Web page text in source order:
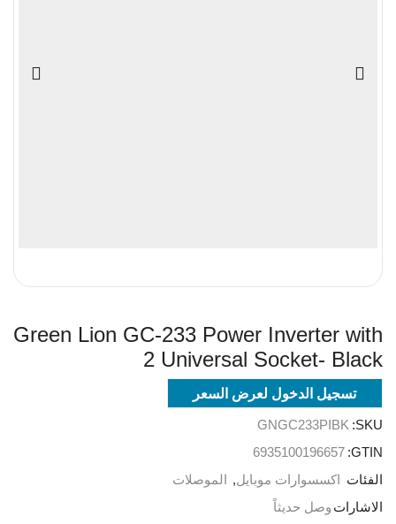
Green Lion GC-233 Power Inverter with
2 Universal Socket- Black
تسجيل الدخول لعرض السعر
SKU:
GNGC233PIBK
GTIN:
6935100196657
الفئات
اكسسوارات موبايل,
الموصلات
الاشارات وصل حديثاً